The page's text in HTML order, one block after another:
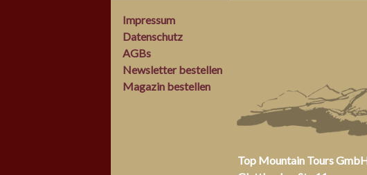
Impressum
Datenschutz
AGBs
Newsletter bestellen
Magazin bestellen
Top Mountain Tours